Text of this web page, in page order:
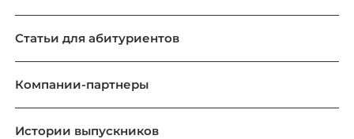
Статьи для абитуриентов
Компании-партнеры
Истории выпускников